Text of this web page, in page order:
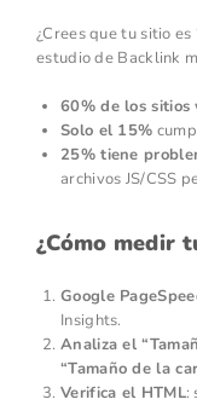
¿Crees que tu sitio es
estudio de Backlink
60% de los sitios
Solo el 15%
25% tiene
archivos JS/CSS
¿Cómo medir
Google
Insights.
Analiza el
“Tamaño de la
Verifica el HTML: